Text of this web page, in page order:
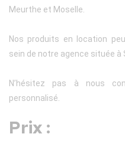
Meurthe et Moselle.
Nos produits en location
sein de notre agence située à
N’hésitez pas à nous
personnalisé.
Prix :